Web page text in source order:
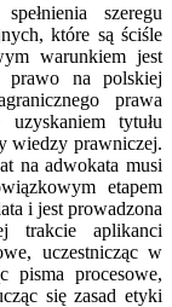
szeregu
które są ściśle
warunkiem jest
prawo na polskiej
prawa
tytułu
wiedzy prawniczej.
na adwokata musi
etapem
i jest prowadzona
trakcie aplikanci
uczestnicząc w
pisma procesowe,
się zasad etyki